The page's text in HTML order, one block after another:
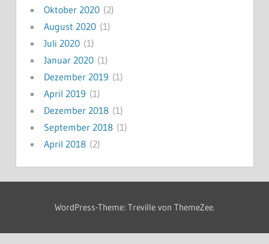
Oktober 2020(2)
August 2020(1)
Juli 2020(1)
Januar 2020(1)
Dezember 2019 (1)
April 2019 (1)
Dezember 2018(1)
September 2018(1)
April 2018(2)
WordPress-Theme: Treville von ThemeZee.